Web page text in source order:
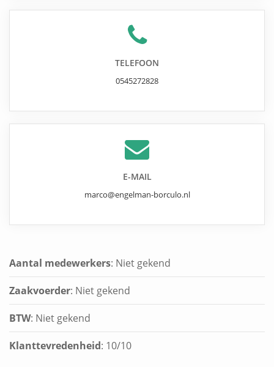
TELEFOON
0545272828
E-MAIL
marco@engelman-borculo.nl
Aantal medewerkers: Niet gekend
Zaakvoerder: Niet gekend
BTW: Niet gekend
Klanttevredenheid: 10/10